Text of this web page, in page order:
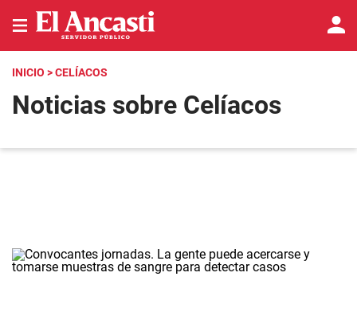
INICIO > CELÍACOS
Noticias sobre Celíacos